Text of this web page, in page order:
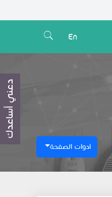
En
ادوات الصفحة
دعني أساعدك